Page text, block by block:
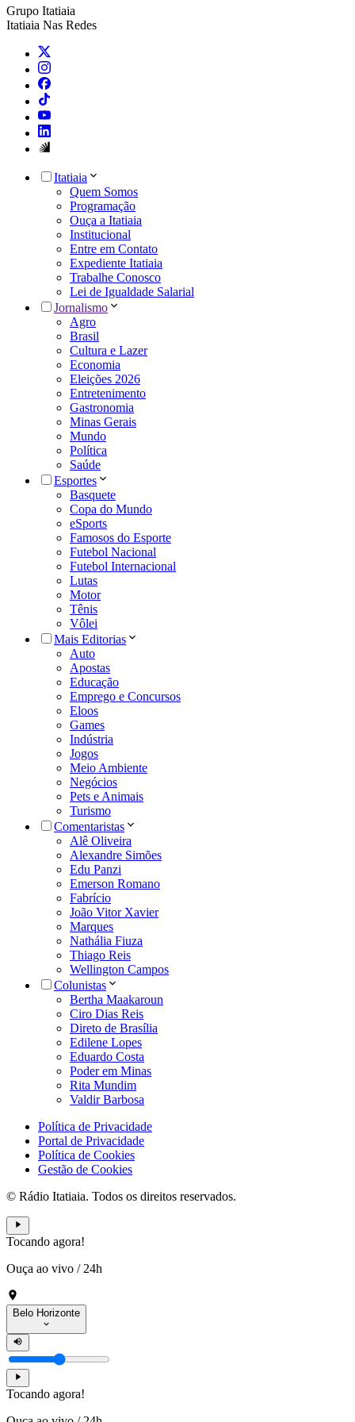
Grupo Itatiaia
Itatiaia Nas Redes
Itatiaia
Quem Somos
Programação
Ouça a Itatiaia
Institucional
Entre em Contato
Expediente Itatiaia
Trabalhe Conosco
Lei de Igualdade Salarial
Jornalismo
Agro
Brasil
Cultura e Lazer
Economia
Eleições 2026
Entretenimento
Gastronomia
Minas Gerais
Mundo
Política
Saúde
Esportes
Basquete
Copa do Mundo
eSports
Famosos do Esporte
Futebol Nacional
Futebol Internacional
Lutas
Motor
Tênis
Vôlei
Mais Editorias
Auto
Apostas
Educação
Emprego e Concursos
Eloos
Games
Indústria
Jogos
Meio Ambiente
Negócios
Pets e Animais
Turismo
Comentaristas
Alê Oliveira
Alexandre Simões
Edu Panzi
Emerson Romano
Fabrício
João Vitor Xavier
Marques
Nathália Fiuza
Thiago Reis
Wellington Campos
Colunistas
Bertha Maakaroun
Ciro Dias Reis
Direto de Brasília
Edilene Lopes
Eduardo Costa
Poder em Minas
Rita Mundim
Valdir Barbosa
Política de Privacidade
Portal de Privacidade
Política de Cookies
Gestão de Cookies
© Rádio Itatiaia. Todos os direitos reservados.
Tocando agora!
Ouça ao vivo / 24h
Belo Horizonte
Tocando agora!